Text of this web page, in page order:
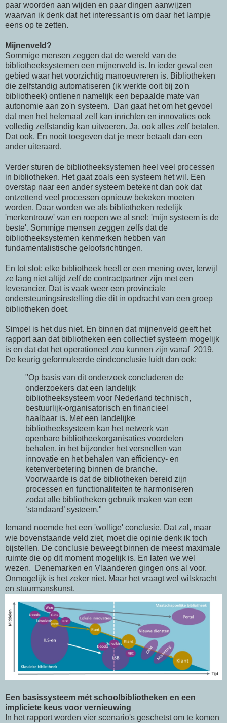
paar woorden aan wijden en paar dingen aanwijzen
waarvan ik denk dat het interessant is om daar het lampje
eens op te zetten.
Mijnenveld?
Sommige mensen zeggen dat de wereld van de
bibliotheeksystemen een mijnenveld is. In ieder geval een
gebied waar het voorzichtig manoeuvreren is. Bibliotheken
die zelfstandig automatiseren (ik werkte ooit bij zo'n
bibliotheek) ontlenen namelijk een bepaalde mate van
autonomie aan zo'n systeem. Dan gaat het om het gevoel
dat men het helemaal zelf kan inrichten en innovaties ook
volledig zelfstandig kan uitvoeren. Ja, ook alles zelf betalen.
Dat ook. En nooit toegeven dat je meer betaalt dan een
ander uiteraard.
Verder sturen de bibliotheeksystemen heel veel processen
in bibliotheken. Het gaat zoals een systeem het wil. Een
overstap naar een ander systeem betekent dan ook dat
ontzettend veel processen opnieuw bekeken moeten
worden. Daar worden we als bibliotheken redelijk
'merkentrouw' van en roepen we al snel: 'mijn systeem is de
beste'. Sommige mensen zeggen zelfs dat de
bibliotheeksystemen kenmerken hebben van
fundamentalistische geloofsrichtingen.
En tot slot: elke bibliotheek heeft er een mening over, terwijl
ze lang niet altijd zelf de contractpartner zijn met een
leverancier. Dat is vaak weer een provinciale
ondersteuningsinstelling die dit in opdracht van een groep
bibliotheken doet.
Simpel is het dus niet. En binnen dat mijnenveld geeft het
rapport aan dat bibliotheken een collectief systeem mogelijk
is en dat dat het operationeel zou kunnen zijn vanaf 2019.
De keurig geformuleerde eindconclusie luidt dan ook:
"Op basis van dit onderzoek concluderen de
onderzoekers dat een landelijk
bibliotheeksysteem voor Nederland technisch,
bestuurlijk-organisatorisch en financieel
haalbaar is. Met een landelijke
bibliotheeksysteem kan het netwerk van
openbare bibliotheekorganisaties voordelen
behalen, in het bijzonder het versnellen van
innovatie en het behalen van efficiency- en
ketenverbetering binnen de branche.
Voorwaarde is dat de bibliotheken bereid zijn
processen en functionaliteiten te harmoniseren
zodat alle bibliotheken gebruik maken van een
‘standaard’ systeem."
Iemand noemde het een 'wollige' conclusie. Dat zal, maar
wie bovenstaande veld ziet, moet die opinie denk ik toch
bijstellen. De conclusie beweegt binnen de meest maximale
ruimte die op dit moment mogelijk is. En laten we wel
wezen, Denemarken en Vlaanderen gingen ons al voor.
Onmogelijk is het zeker niet. Maar het vraagt wel wilskracht
en stuurmanskunst.
Een basissysteem mét schoolbibliotheken en een
impliciete keus voor vernieuwing
In het rapport worden vier scenario's geschetst om te komen